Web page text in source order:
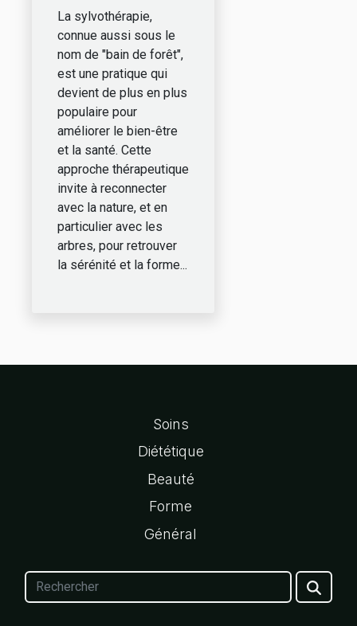
La sylvothérapie,
connue aussi sous le
nom de "bain de forêt",
est une pratique qui
devient de plus en plus
populaire pour
améliorer le bien-être
et la santé. Cette
approche thérapeutique
invite à reconnecter
avec la nature, et en
particulier avec les
arbres, pour retrouver
la sérénité et la forme...
Soins
Diététique
Beauté
Forme
Général